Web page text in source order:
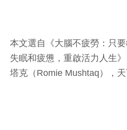
本文選自《大腦不疲勞：只要
失眠和疲憊，重啟活力人生
塔克（Romie Mushtaq），天